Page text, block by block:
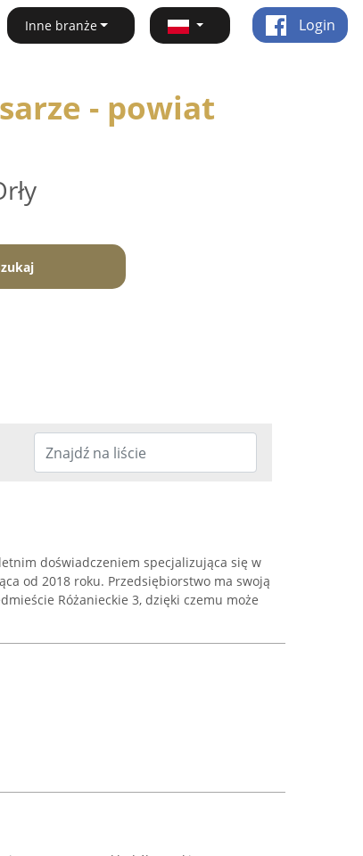
Inne branże Login
- powiat
doświadczeniem specjalizująca się w
od 2018 roku. Przedsiębiorstwo ma swoją
Różanieckie 3, dzięki czemu może